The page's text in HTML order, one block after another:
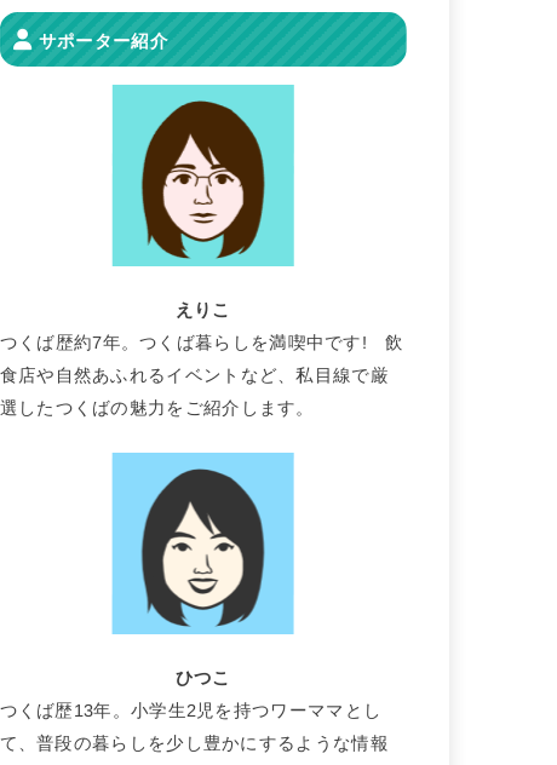
サポーター紹介
えりこ
つくば歴約7年。つくば暮らしを満喫中です! 飲
食店や自然あふれるイベントなど、私目線で厳
選したつくばの魅力をご紹介します。
ひつこ
つくば歴13年。小学生2児を持つワーママとし
て、普段の暮らしを少し豊かにするような情報